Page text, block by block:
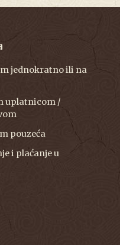
jednokratno ili na
uplatnicom /
pouzeća
i plaćanje u